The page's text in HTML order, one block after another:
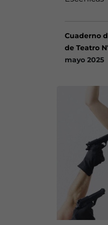
Cuaderno
de Teatro
mayo 2025